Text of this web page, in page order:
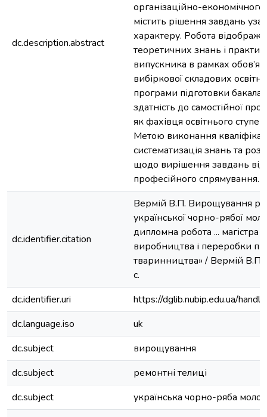
dc.description.abstract
організаційно-
містить рішення завдань
характеру. Робота
теоретичних знань і
випускника в рамках
вибіркової складових
програми підготовки
здатність до самостійної
як фахівця освітнього
Метою виконання
систематизація знань та
щодо вирішення завдань
професійного спрямування.
dc.identifier.citation
Вермій В.П. Вирощування
української чорно-рябої
дипломна робота ... магістра
виробництва і переробки
тваринництва» / Вермій В.П.
с.
dc.identifier.uri
https://dglib.nubip.edu.ua/
dc.language.iso
uk
dc.subject
вирощування
dc.subject
ремонтні телиці
dc.subject
українська чорно-ряба